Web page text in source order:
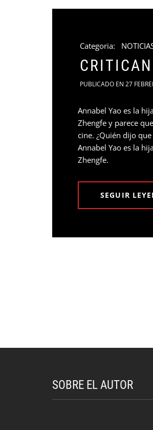
Categoria:
PUBLICADO EN 27
Annabel Yao es la
Zhengfe y parece
cine. ¿Quién dijo
Annabel Yao es la
Zhengfe.
SEGUIR
SOBRE EL AUTOR